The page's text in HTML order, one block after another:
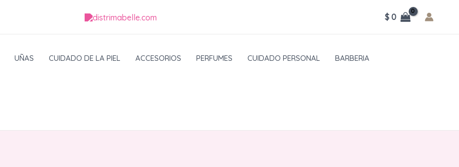
$0
UÑAS CUIDADO DE LA PIEL ACCESORIOS PERFUMES CUIDADO PERSONAL BARBERIA